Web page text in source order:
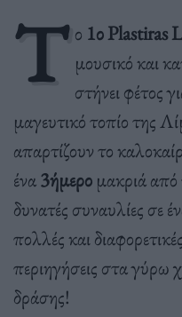
Τ ο 1ο Plastiras
μουσικό και
στήνει φέτος
μαγευτικό τοπίο της
απαρτίζουν το
ένα3ήμερο μακριά
δυνατές συναυλίες σε
πολλές και
περιηγήσεις στα γύρω
δράσης!